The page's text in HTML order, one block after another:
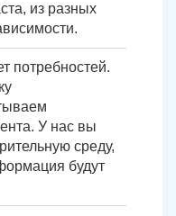
из разных
потребностей.
У нас вы
среду,
будут